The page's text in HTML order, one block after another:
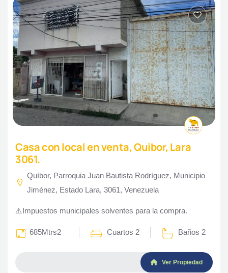
Casa con local en venta, Quibor, Lara
3061.
Quíbor, Parroquia Juan Bautista Rodríguez, Municipio
Jiménez, Estado Lara, 3061, Venezuela
⚠️Impuestos municipales solventes para la compra.
685Mtrs2 Cuartos 2 Baños 2
Ver Propiedad